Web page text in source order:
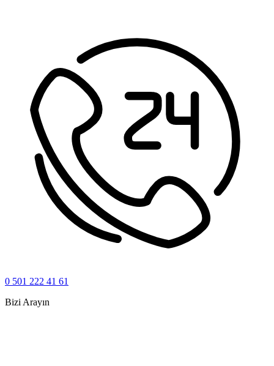
0 501 222 41 61
Bizi Arayın